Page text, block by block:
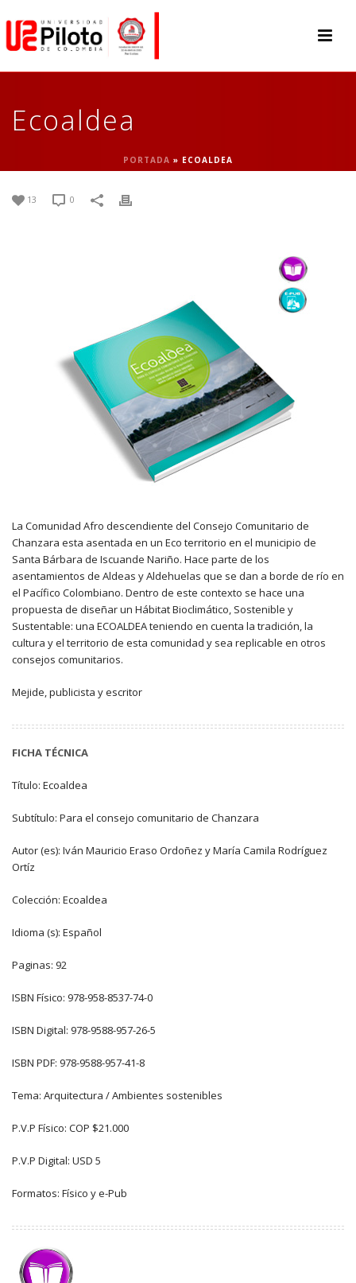
Ecoaldea
PORTADA » ECOALDEA
13 0
La Comunidad Afro descendiente del Consejo Comunitario de
Chanzara esta asentada en un Eco territorio en el municipio de
Santa Bárbara de Iscuande Nariño. Hace parte de los
asentamientos de Aldeas y Aldehuelas que se dan a borde de río en
el Pacífico Colombiano. Dentro de este contexto se hace una
propuesta de diseñar un Hábitat Bioclimático, Sostenible y
Sustentable: una ECOALDEA teniendo en cuenta la tradición, la
cultura y el territorio de esta comunidad y sea replicable en otros
consejos comunitarios.
Mejide, publicista y escritor
FICHA TÉCNICA
Título: Ecoaldea
Subtítulo: Para el consejo comunitario de Chanzara
Autor (es): Iván Mauricio Eraso Ordoñez y María Camila Rodríguez
Ortíz
Colección: Ecoaldea
Idioma (s): Español
Paginas: 92
ISBN Físico: 978-958-8537-74-0
ISBN Digital: 978-9588-957-26-5
ISBN PDF: 978-9588-957-41-8
Tema: Arquitectura / Ambientes sostenibles
P.V.P Físico: COP $21.000
P.V.P Digital: USD 5
Formatos: Físico y e-Pub